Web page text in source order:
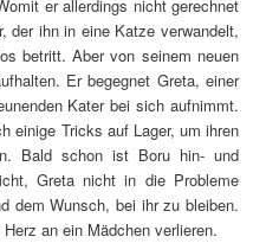
er allerdings nicht gerechnet
der ihn in eine Katze verwandelt,
betritt. Aber von seinem neuen
Er begegnet Greta, einer
Kater bei sich aufnimmt.
einige Tricks auf Lager, um ihren
Bald schon ist Boru hin- und
Greta nicht in die Probleme
dem Wunsch, bei ihr zu bleiben.
an ein Mädchen verlieren.